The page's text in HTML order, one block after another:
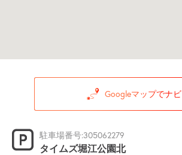
Googleマップでナビ
駐車場番号:305062279
タイムズ堀江公園北